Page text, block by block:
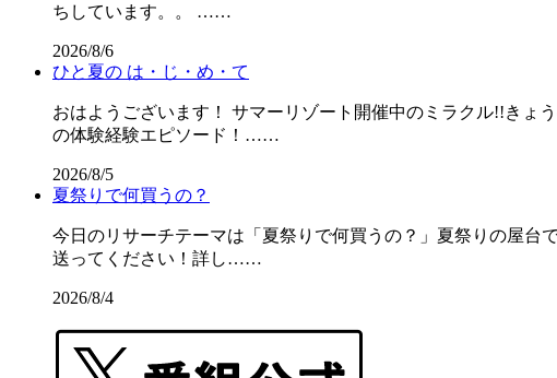
ちしています。。 ……
2026/8/6
ひと夏の は・じ・め・て
おはようございます！ サマーリゾート開催中のミラクル!!きょ
の体験経験エピソード！……
2026/8/5
夏祭りで何買うの？
今日のリサーチテーマは「夏祭りで何買うの？」夏祭りの屋台
送ってください！詳し……
2026/8/4